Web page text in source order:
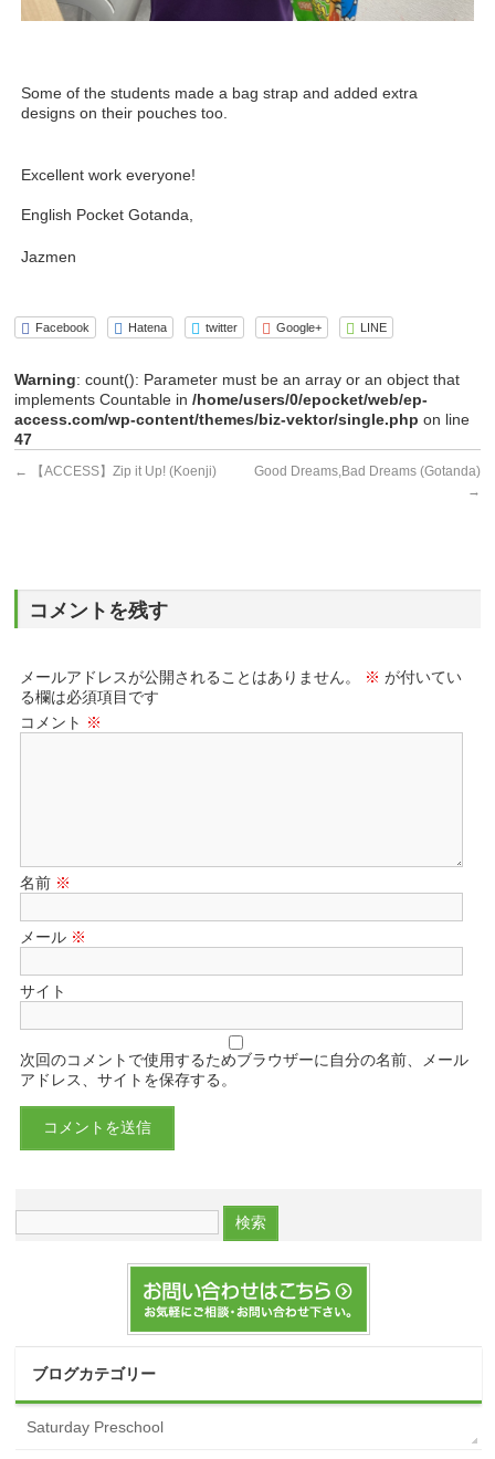
Some of the students made a bag strap and added extra
designs on their pouches too.
Excellent work everyone!
English Pocket Gotanda,
Jazmen
Facebook Hatena twitter Google+ LINE
Warning: count(): Parameter must be an array or an object that
implements Countable in/home/users/0/epocket/web/ep-
access.com/wp-content/themes/biz-vektor/single.php on line
47
← 【ACCESS】Zip it Up! (Koenji)
Good Dreams,Bad Dreams (Gotanda)
→
コメントを残す
メールアドレスが公開されることはありません。 ※ が付いてい
る欄は必須項目です
コメント ※
名前 ※
メール ※
サイト
次回のコメントで使用するためブラウザーに自分の名前、メール
アドレス、サイトを保存する。
ブログカテゴリー
Saturday Preschool